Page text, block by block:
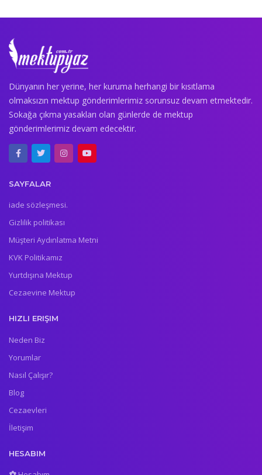
Dünyanın her yerine, her kuruma herhangi bir kısıtlama
olmaksızın mektup gönderimlerimiz sorunsuz devam etmektedir.
Sokağa çıkma yasakları olan günlerde de mektup
gönderimlerimiz devam edecektir.
SAYFALAR
iade sözleşmesi.
Gizlilik politikası
Müşteri Aydınlatma Metni
KVK Politikamız
Yurtdışına Mektup
Cezaevine Mektup
HIZLI ERIŞIM
Neden Biz
Yorumlar
Nasıl Çalışır?
Blog
Cezaevleri
İletişim
HESABIM